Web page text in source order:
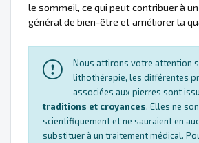
le sommeil, ce qui peut contribuer à
général de bien-être et améliorer la
Nous attirons votre attention
lithothérapie, les différentes
associées aux pierres sont
traditions et croyances. Elles ne
scientifiquement et ne sauraient en
substituer à un traitement médical.